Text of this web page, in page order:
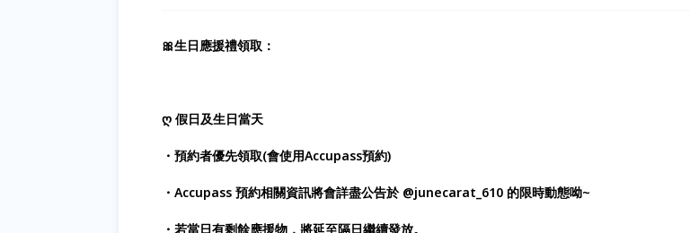
🎀生日應援禮領取：
ღ 假日及生日當天
・預約者優先領取(會使用Accupass預約)
・Accupass 預約相關資訊將會詳盡公告於 @junecarat_610 的限時動態呦~
・若當日有剩餘應援物，將延至隔日繼續發放。